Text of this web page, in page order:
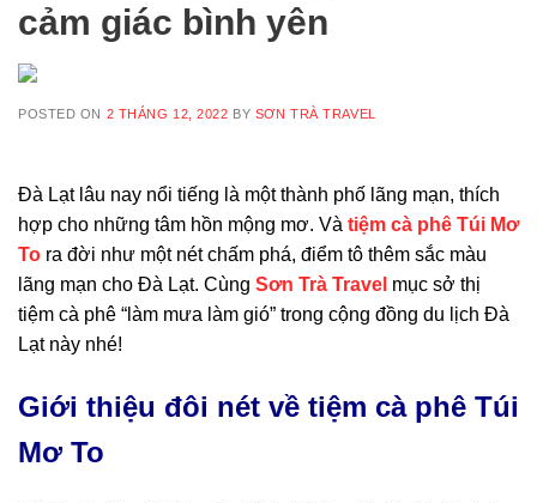
cảm giác bình yên
POSTED ON 2 THÁNG 12, 2022 BY SƠN TRÀ TRAVEL
Đà Lạt lâu nay nổi tiếng là một thành phố lãng mạn, thích
hợp cho những tâm hồn mộng mơ. Và tiệm cà phê Túi Mơ
To ra đời như một nét chấm phá, điểm tô thêm sắc màu
lãng mạn cho Đà Lạt. Cùng Sơn Trà Travel mục sở thị
tiệm cà phê “làm mưa làm gió” trong cộng đồng du lịch Đà
Lạt này nhé!
Giới thiệu đôi nét về tiệm cà phê Túi
Mơ To